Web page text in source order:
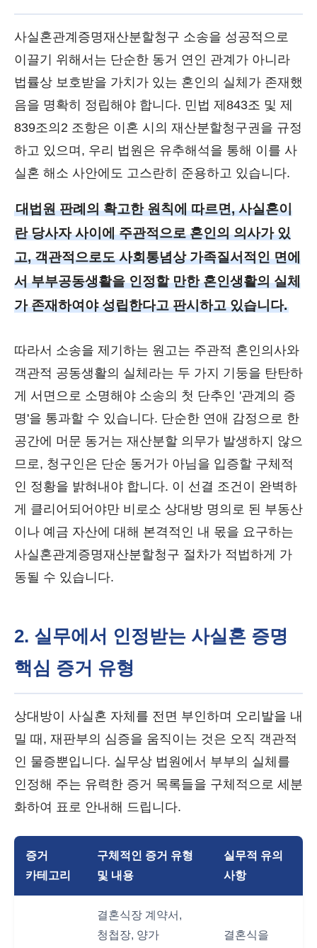
사실혼관계증명재산분할청구 소송을 성공적으로
이끌기 위해서는 단순한 동거 연인 관계가 아니라
법률상 보호받을 가치가 있는 혼인의 실체가 존재했
음을 명확히 정립해야 합니다. 민법 제843조 및 제
839조의2 조항은 이혼 시의 재산분할청구권을 규정
하고 있으며, 우리 법원은 유추해석을 통해 이를 사
실혼 해소 사안에도 고스란히 준용하고 있습니다.
대법원 판례의 확고한 원칙에 따르면, 사실혼이
란 당사자 사이에 주관적으로 혼인의 의사가 있
고, 객관적으로도 사회통념상 가족질서적인 면에
서 부부공동생활을 인정할 만한 혼인생활의 실체
가 존재하여야 성립한다고 판시하고 있습니다.
따라서 소송을 제기하는 원고는 주관적 혼인의사와
객관적 공동생활의 실체라는 두 가지 기둥을 탄탄하
게 서면으로 소명해야 소송의 첫 단추인 '관계의 증
명'을 통과할 수 있습니다. 단순한 연애 감정으로 한
공간에 머문 동거는 재산분할 의무가 발생하지 않으
므로, 청구인은 단순 동거가 아님을 입증할 구체적
인 정황을 밝혀내야 합니다. 이 선결 조건이 완벽하
게 클리어되어야만 비로소 상대방 명의로 된 부동산
이나 예금 자산에 대해 본격적인 내 몫을 요구하는
사실혼관계증명재산분할청구 절차가 적법하게 가
동될 수 있습니다.
2. 실무에서 인정받는 사실혼 증명
핵심 증거 유형
상대방이 사실혼 자체를 전면 부인하며 오리발을 내
밀 때, 재판부의 심증을 움직이는 것은 오직 객관적
인 물증뿐입니다. 실무상 법원에서 부부의 실체를
인정해 주는 유력한 증거 목록들을 구체적으로 세분
화하여 표로 안내해 드립니다.
증거
카테고리
구체적인 증거 유형
및 내용
실무적 유의
사항
결혼식장 계약서,
청첩장, 양가
결혼식을